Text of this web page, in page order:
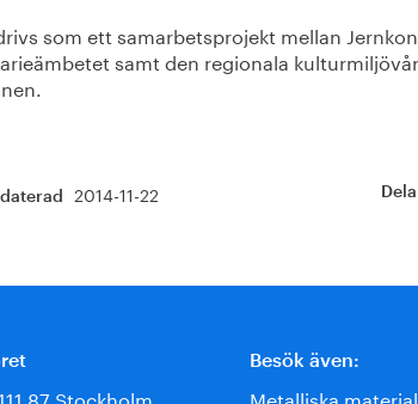
som ett samarbetsprojekt mellan
samt den regionala
2014-11-22 Dela
87 Stockholm
Besök även:
Metalliska material